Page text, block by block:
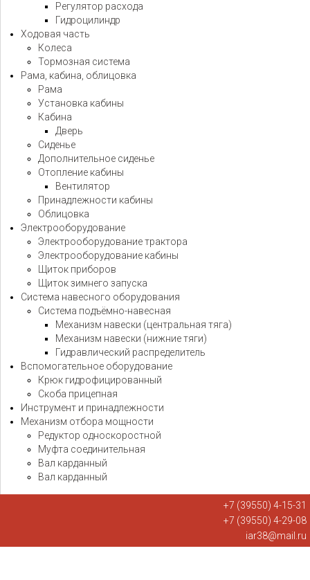
Регулятор расхода
Гидроцилиндр
Ходовая часть
Колеса
Тормозная система
Рама, кабина, облицовка
Рама
Установка кабины
Кабина
Дверь
Сиденье
Дополнительное сиденье
Отопление кабины
Вентилятор
Принадлежности кабины
Облицовка
Электрооборудование
Электрооборудование трактора
Электрооборудование кабины
Щиток приборов
Щиток зимнего запуска
Система навесного оборудования
Система подъёмно-навесная
Механизм навески (центральная тяга)
Механизм навески (нижние тяги)
Гидравлический распределитель
Вспомогательное оборудование
Крюк гидрофицированный
Скоба прицепная
Инструмент и принадлежности
Механизм отбора мощности
Редуктор односкоростной
Муфта соединительная
Вал карданный
Вал карданный
+7 (39550) 4-15-31
+7 (39550) 4-29-08
iar38@mail.ru